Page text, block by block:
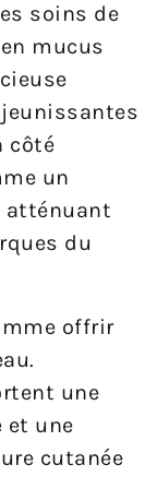
soins de
mucus
côté
un
atténuant
du
offrir
une
et une
cutanée